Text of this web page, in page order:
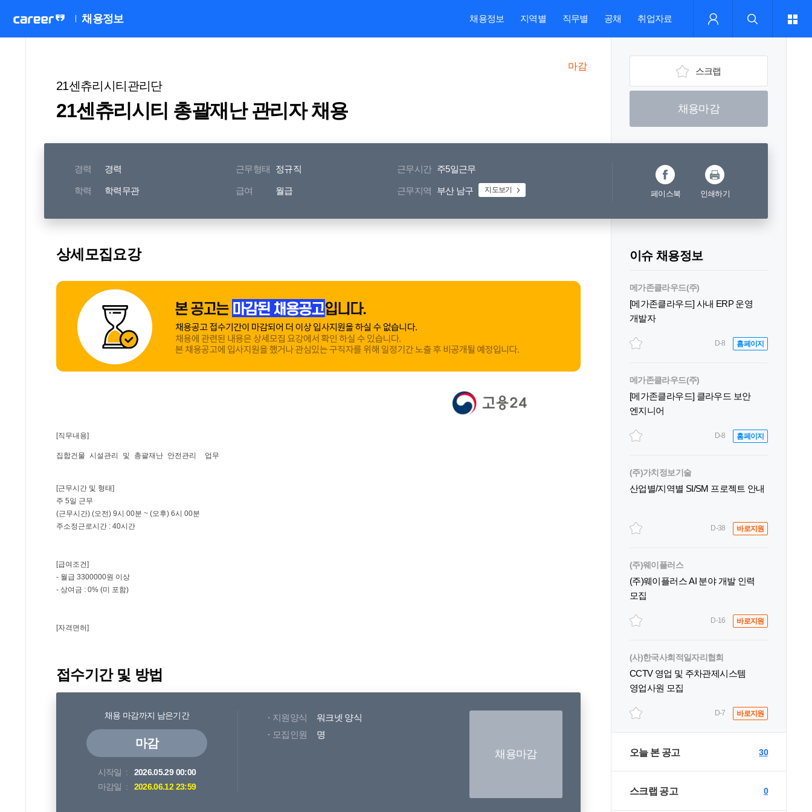
채용정보 채용정보 지역별 직무별 공채 취업자료
21센츄리시티관리단
21센츄리시티 총괄재난 관리자 채용
마감 스크랩
채용마감
경력 경력 근무형태 정규직 근무시간 주5일근무
학력 학력무관 급여 월급 근무지역 부산 남구 지도보기 페이스북 인쇄하기
상세모집요강
접수기간 및 방법
채용 마감까지 남은기간
마감
시작일
2026.05.29 00:00
마감일
2026.06.12 23:59
지원양식
워크넷 양식
모집인원
명
채용마감
이슈 채용정보
메가존클라우드(주)
[메가존클라우드] 사내 ERP 운영
개발자
D-8 홈페이지
메가존클라우드(주)
[메가존클라우드] 클라우드 보안
엔지니어
D-8 홈페이지
(주)가치정보기술
산업별/지역별 SI/SM 프로젝트 안내
D-38 바로지원
(주)웨이플러스
(주)웨이플러스 AI 분야 개발 인력
모집
D-16 바로지원
(사)한국사회적일자리협회
CCTV 영업 및 주차관제시스템
영업사원 모집
D-7 바로지원
오늘 본 공고 30
스크랩 공고 0